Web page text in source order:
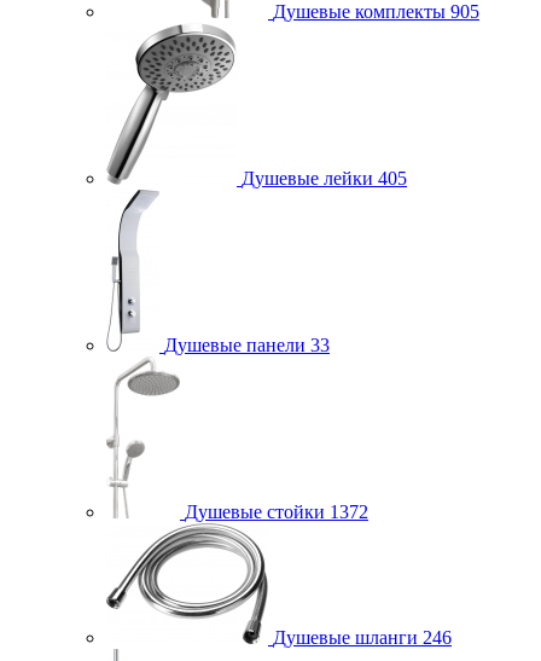
Душевые комплекты 905
Душевые лейки 405
Душевые панели 33
Душевые стойки 1372
Душевые шланги 246